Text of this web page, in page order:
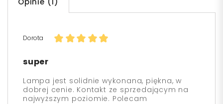
Dorota
super
Lampa jest solidnie wykonana, piękna, w
dobrej cenie. Kontakt ze sprzedającym na
najwyższym poziomie. Polecam